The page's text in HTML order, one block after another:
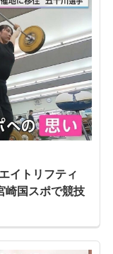
イトリフティ
国スポで競技